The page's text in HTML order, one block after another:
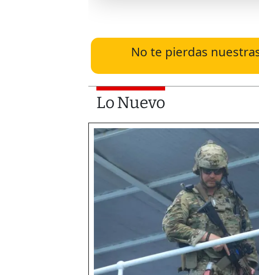
No te pierdas
Lo Nuevo